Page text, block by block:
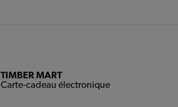
TIMBER MART
Carte-cadeau électronique